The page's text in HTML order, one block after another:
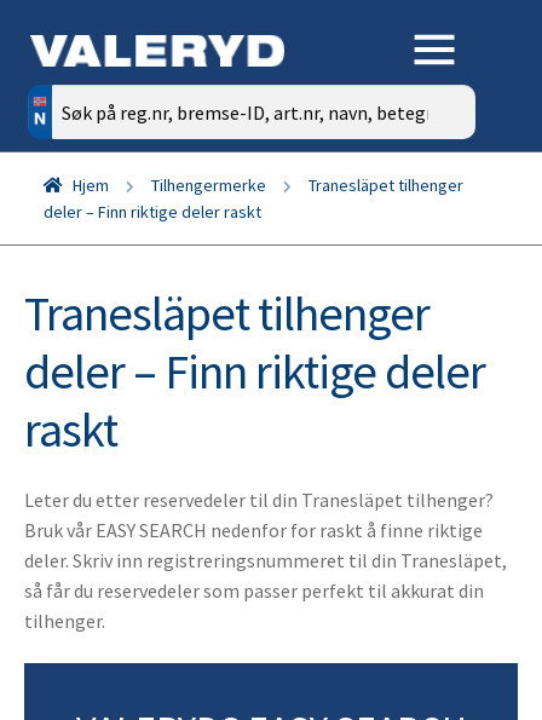
Søk
etter:
Hjem Tilhengermerke
Tranesläpet tilhenger
deler – Finn riktige deler raskt
Tranesläpet tilhenger
deler – Finn riktige deler
raskt
Leter du etter reservedeler til din Tranesläpet tilhenger?
Bruk vår EASY SEARCH nedenfor for raskt å finne riktige
deler. Skriv inn registreringsnummeret til din Tranesläpet,
så får du reservedeler som passer perfekt til akkurat din
tilhenger.